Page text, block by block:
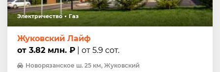
Электричество Газ
Жуковский Лайф
от 3.82 млн. ₽ | от 5.9 сот.
Новорязанское ш. 25 км, Жуковский